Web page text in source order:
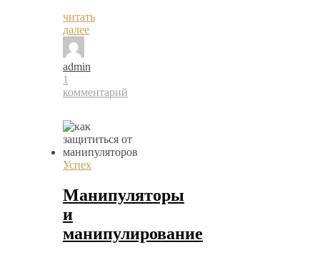
читать
далее
admin
1
комментарий
Успех
Манипуляторы
и
манипулирование